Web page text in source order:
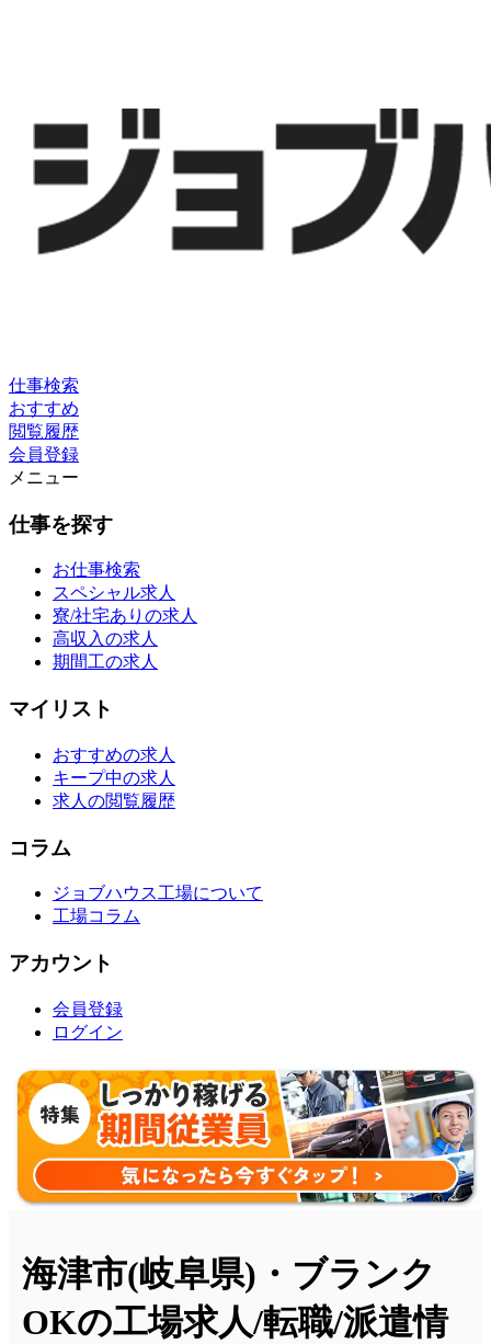
仕事検索
おすすめ
閲覧履歴
会員登録
メニュー
仕事を探す
お仕事検索
スペシャル求人
寮/社宅ありの求人
高収入の求人
期間工の求人
マイリスト
おすすめの求人
キープ中の求人
求人の閲覧履歴
コラム
ジョブハウス工場について
工場コラム
アカウント
会員登録
ログイン
海津市(岐阜県)・ブランク
OKの工場求人/転職/派遣情